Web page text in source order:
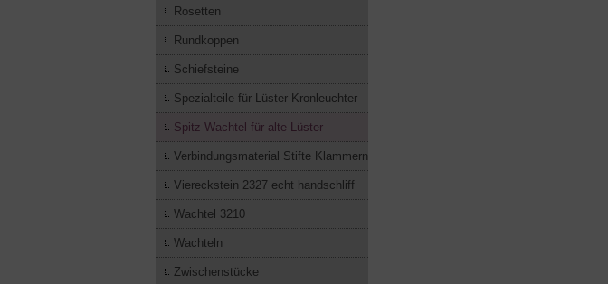
Rosetten
Rundkoppen
Schiefsteine
Spezialteile für Lüster Kronleuchter
Spitz Wachtel für alte Lüster
Verbindungsmaterial Stifte Klammern
Viereckstein 2327 echt handschliff
Wachtel 3210
Wachteln
Zwischenstücke